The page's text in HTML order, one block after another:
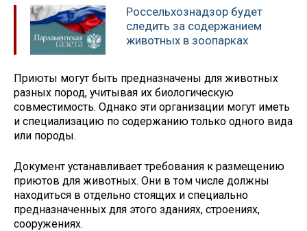
Россельхознадзор будет
следить за содержанием
животных в зоопарках
Приюты могут быть предназначены для животных
разных пород, учитывая их биологическую
совместимость. Однако эти организации могут иметь
и специализацию по содержанию только одного вида
или породы.
Документ устанавливает требования к размещению
приютов для животных. Они в том числе должны
находиться в отдельно стоящих и специально
предназначенных для этого зданиях, строениях,
сооружениях.